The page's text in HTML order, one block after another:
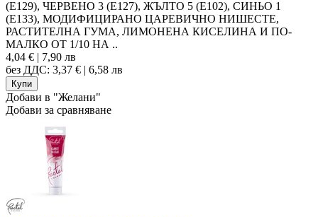
(Е129), ЧЕРВЕНО 3 (Е127), ЖЪЛТО 5 (Е102), СИНЬО 1
(E133), МОДИФИЦИРАНО ЦАРЕВИЧНО НИШЕСТЕ,
РАСТИТЕЛНА ГУМА, ЛИМОНЕНА КИСЕЛИНА И ПО-
МАЛКО ОТ 1/10 НА ..
4,04 € | 7,90 лв
без ДДС: 3,37 € | 6,58 лв
Добави в "Желани"
Добави за сравняване